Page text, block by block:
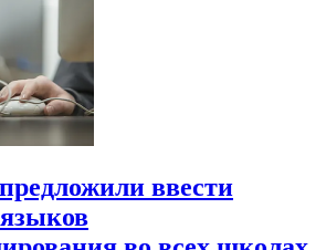
ввести